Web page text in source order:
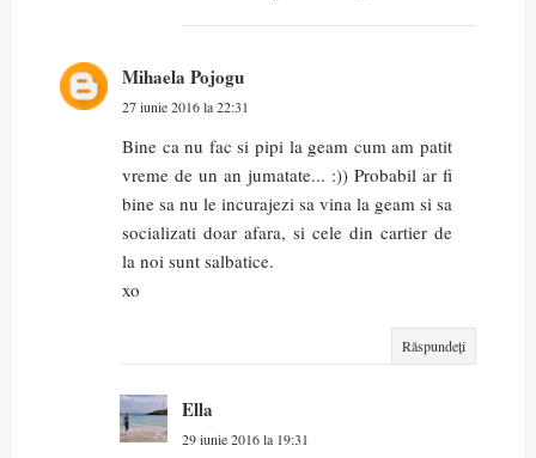
Mihaela Pojogu
27 iunie 2016 la 22:31
Bine ca nu fac si pipi la geam cum am patit
vreme de un an jumatate... :)) Probabil ar fi
bine sa nu le incurajezi sa vina la geam si sa
socializati doar afara, si cele din cartier de
la noi sunt salbatice.
xo
Răspundeți
Ella
29 iunie 2016 la 19:31